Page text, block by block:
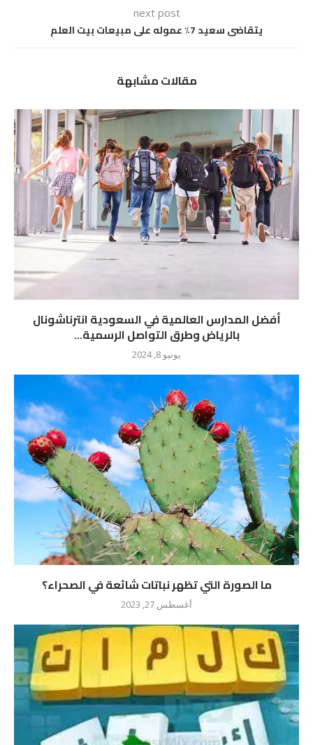
next post
يتقاضى سعيد 7٪ عموله على مبيعات بيت العلم
مقالات مشابهة
أفضل المدارس العالمية في السعودية انترناشونال
بالرياض وطرق التواصل الرسمية...
يونيو 8, 2024
ما الصورة التي تظهر نباتات شائعة في الصحراء؟
أغسطس 27, 2023